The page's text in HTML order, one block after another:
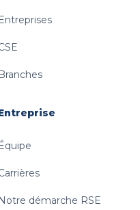
Entreprises
Branches
Équipe
Notre démarche RSE